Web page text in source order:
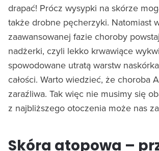
drapać! Prócz wysypki na skórze
także drobne pęcherzyki. Natomiast
zaawansowanej fazie choroby
nadżerki, czyli lekko krwawiące
spowodowane utratą warstw
całości. Warto wiedzieć, że choroba
zaraźliwa. Tak więc nie musimy się
z najbliższego otoczenia może nas
Skóra atopowa –